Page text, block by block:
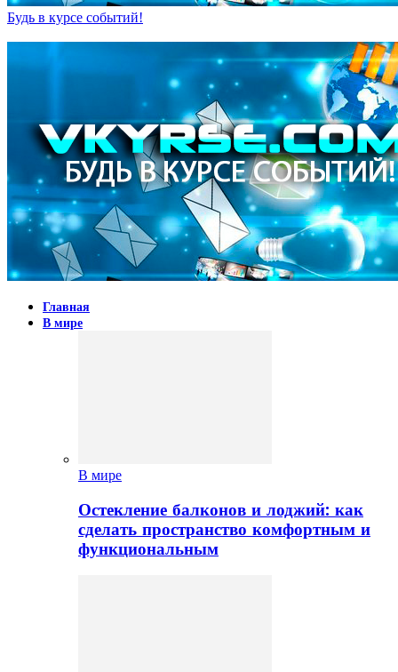
Будь в курсе событий!
Главная
В мире
В мире
Остекление балконов и лоджий: как
сделать пространство комфортным и
функциональным